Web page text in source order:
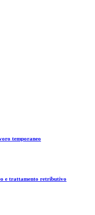
temporaneo
e trattamento retributivo